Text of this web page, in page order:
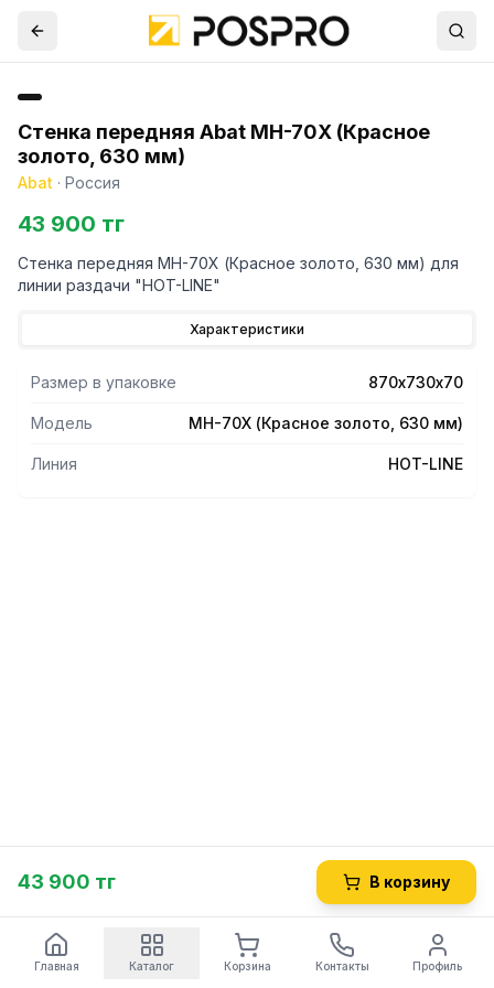
Стенка передняя Abat МН-70Х (Красное
золото, 630 мм)
Abat · Россия
43 900 тг
Стенка передняя МН-70Х (Красное золото, 630 мм) для
линии раздачи "HOT-LINE"
Характеристики
Размер в упаковке 870х730х70
Модель МН-70Х (Красное золото, 630 мм)
Линия HOT-LINE
43 900 тг В корзину
Главная Каталог Корзина Контакты Профиль